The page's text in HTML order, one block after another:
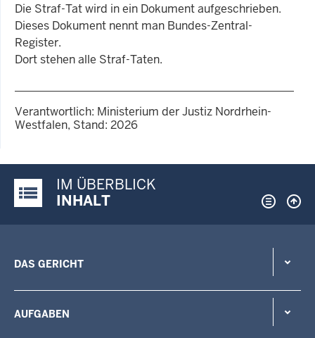
Die Straf-Tat wird in ein Dokument aufgeschrieben.
Dieses Dokument nennt man Bundes-Zentral-
Register.
Dort stehen alle Straf-Taten.
Verantwortlich: Ministerium der Justiz Nordrhein-
Westfalen, Stand: 2026
Justiz-Portal im Überblick:
IM ÜBERBLICK
INHALT
DAS GERICHT
AUFGABEN